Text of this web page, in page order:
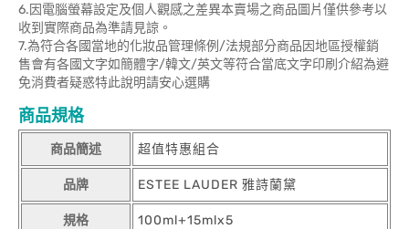
6.因電腦螢幕設定及個人觀感之差異本賣場之商品圖片僅供參考以
收到實際商品為準請見諒。
7.為符合各國當地的化妝品管理條例/法規部分商品因地區授權銷
售會有各國文字如簡體字/韓文/英文等符合當底文字印刷介紹為避
免消費者疑惑特此說明請安心選購
商品規格
商品簡述 超值特惠組合
品牌 ESTEE LAUDER 雅詩蘭黛
規格 100ml+15mlx5